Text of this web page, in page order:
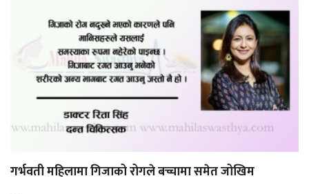
गर्भवती महिलामा गिजाको रोगले बच्चामा समेत जोखिम